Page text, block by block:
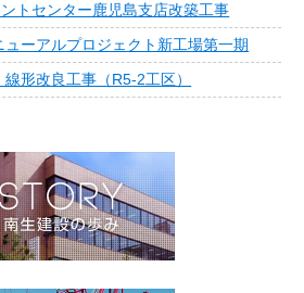
トセンター鹿児島支店改築工事
ーアルプロジェクト新工場第一期
形改良工事（R5-2工区）